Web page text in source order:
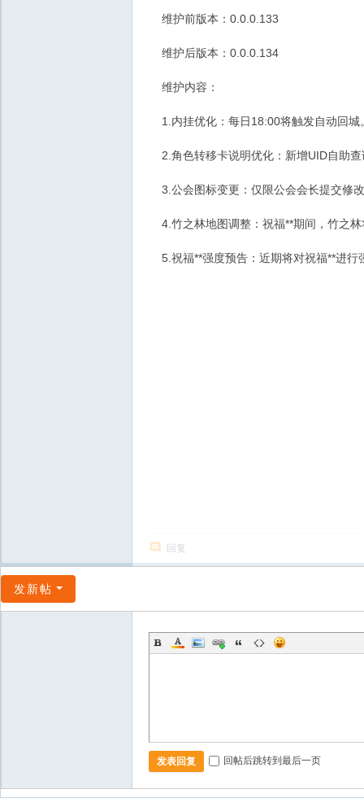
维护前版本：0.0.0.133
维护后版本：0.0.0.134
维护内容：
1.内挂优化：每日18:00将触发自动回城
2.角色转移卡说明优化：新增UID自助查
3.公会图标变更：仅限公会会长提交修
4.竹之林地图调整：祝福**期间，竹之
5.祝福**强度预告：近期将对祝福**进行
回复
发新帖
发表回复 回帖后跳转到最后一页